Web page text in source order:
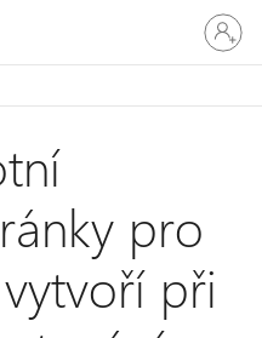
Přihlaste
se
ke
účtu
pro
při